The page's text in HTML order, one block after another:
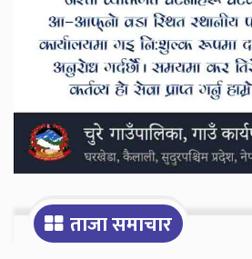
ताजा समाचार